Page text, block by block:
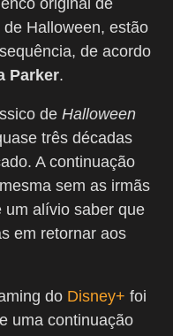
Halloween, estão
de acordo
Parker.
de Halloween
três décadas
A continuação
sem as irmãs
um alívio saber que
em retornar aos
do Disney+ foi
uma continuação